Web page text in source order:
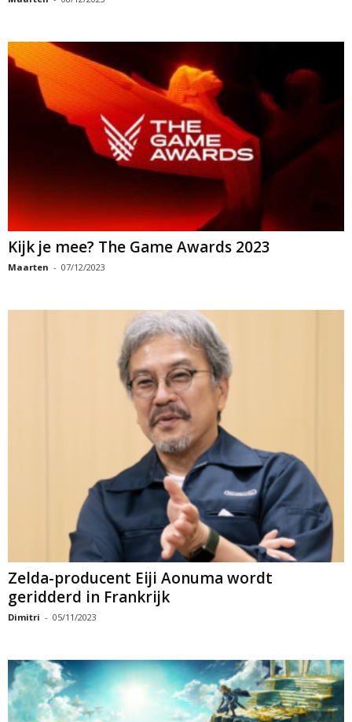
Kijk je mee? The Game Awards 2023
Maarten - 07/12/2023
Zelda-producent Eiji Aonuma wordt
geridderd in Frankrijk
Dimitri - 05/11/2023